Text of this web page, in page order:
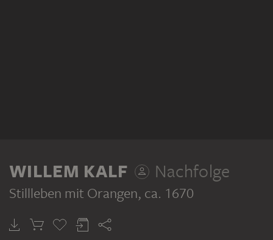
WILLEM KALF Nachfolge
Stillleben mit Orangen, ca. 1670